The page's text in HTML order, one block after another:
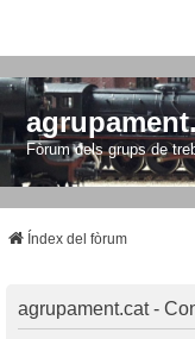
Fòrum dels grups de
Índex del fòrum
agrupament.cat -